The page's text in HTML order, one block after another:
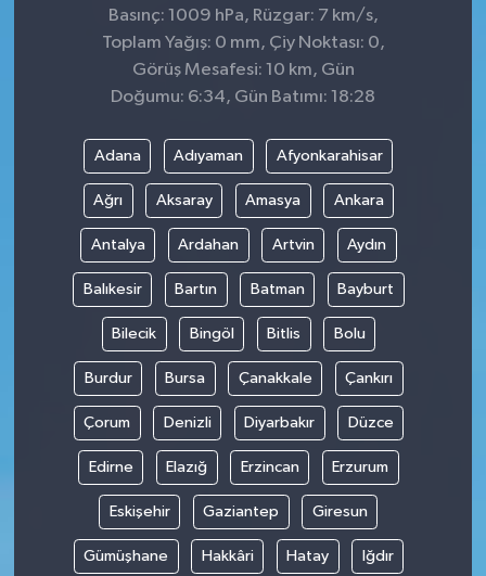
Basınç: 1009 hPa, Rüzgar: 7 km/s,
Toplam Yağış: 0 mm, Çiy Noktası: 0,
Görüş Mesafesi: 10 km, Gün
Doğumu: 6:34, Gün Batımı: 18:28
Adana Adıyaman Afyonkarahisar
Ağrı Aksaray Amasya Ankara
Antalya Ardahan Artvin Aydın
Balıkesir Bartın Batman Bayburt
Bilecik Bingöl Bitlis Bolu
Burdur Bursa Çanakkale Çankırı
Çorum Denizli Diyarbakır Düzce
Edirne Elazığ Erzincan Erzurum
Eskişehir Gaziantep Giresun
Gümüşhane Hakkâri Hatay Iğdır